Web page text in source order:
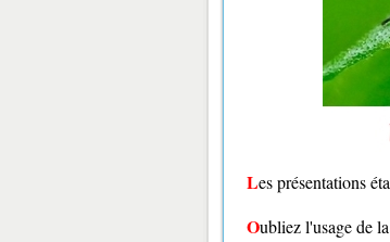
Les présentations
Oubliez l'usage de